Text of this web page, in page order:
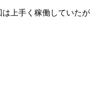
上手く稼働してい